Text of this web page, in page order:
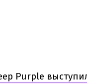
Purple